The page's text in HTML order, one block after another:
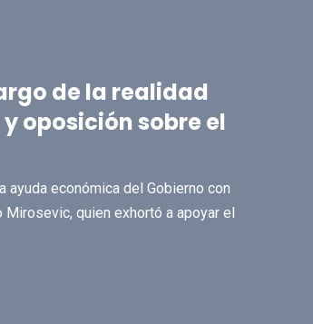
de la realidad
oposición sobre el
económica del Gobierno con
quien exhortó a apoyar el